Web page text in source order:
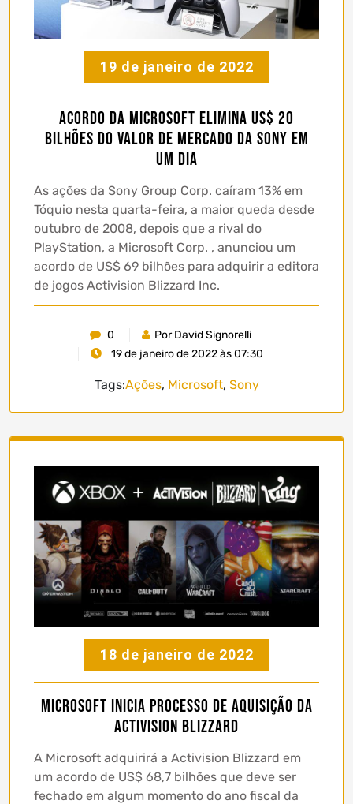
19 de janeiro de 2022
Acordo da Microsoft elimina US$ 20
bilhões do valor de mercado da Sony em
um dia
As ações da Sony Group Corp. caíram 13% em
Tóquio nesta quarta-feira, a maior queda desde
outubro de 2008, depois que a rival do
PlayStation, a Microsoft Corp. , anunciou um
acordo de US$ 69 bilhões para adquirir a editora
de jogos Activision Blizzard Inc.
0
Por David Signorelli
19 de janeiro de 2022 às 07:30
Tags:Ações, Microsoft, Sony
18 de janeiro de 2022
Microsoft inicia processo de aquisição da
Activision Blizzard
A Microsoft adquirirá a Activision Blizzard em
um acordo de US$ 68,7 bilhões que deve ser
fechado em algum momento do ano fiscal da